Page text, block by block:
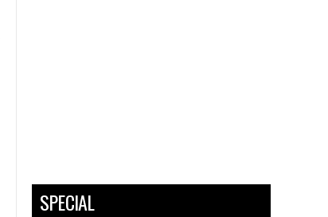
SPECIAL